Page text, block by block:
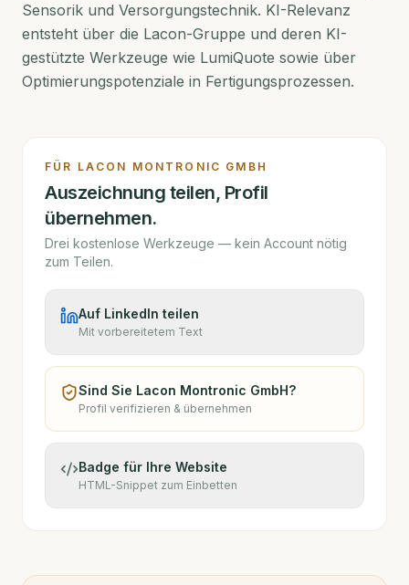
Sensorik und Versorgungstechnik. KI-Relevanz
entsteht über die Lacon-Gruppe und deren KI-
gestützte Werkzeuge wie LumiQuote sowie über
Optimierungspotenziale in Fertigungsprozessen.
FÜR LACON MONTRONIC GMBH
Auszeichnung teilen, Profil
übernehmen.
Drei kostenlose Werkzeuge — kein Account nötig
zum Teilen.
Auf LinkedIn teilen
Mit vorbereitetem Text
Sind Sie Lacon Montronic GmbH?
Profil verifizieren & übernehmen
Badge für Ihre Website
HTML-Snippet zum Einbetten